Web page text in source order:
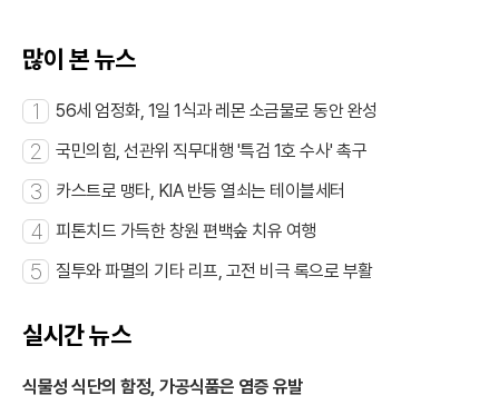
많이 본 뉴스
1 56세 엄정화, 1일 1식과 레몬 소금물로 동안 완성
2 국민의힘, 선관위 직무대행 '특검 1호 수사' 촉구
3 카스트로 맹타, KIA 반등 열쇠는 테이블세터
4 피톤치드 가득한 창원 편백숲 치유 여행
5 질투와 파멸의 기타 리프, 고전 비극 록으로 부활
실시간 뉴스
식물성 식단의 함정, 가공식품은 염증 유발